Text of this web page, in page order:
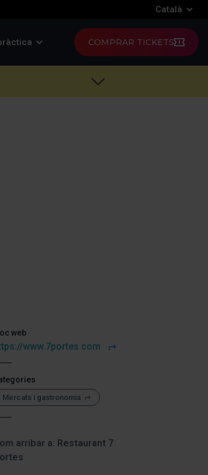
Català
COMPRAR TICKETS
web
www.7portes.com
Mercats i gastronomia
arribar a: Restaurant 7